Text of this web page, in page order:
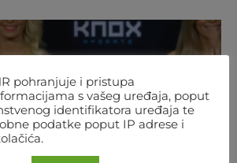
pohranjuje i pristupa
s vašeg uređaja, poput
identifikatora uređaja te
podatke poput IP adrese i